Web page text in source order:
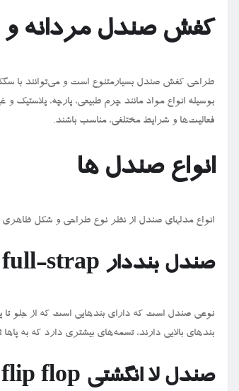
کفش صندل مردانه و
طراحی کفش‌ صندل بسیارمتنوع است و می‌توانند با
بوسیله انواع مواد مانند چرم طبیعی، پارچه،
فعالیت‌ها و شرایط مختلفی، مناسب باشند.
انواع صندل ها
انواع مدلهای صندل از نظر نوع طراحی و شکل
صندل بنددار full-strap
نوعی صندل است که دارای بندهایی است که از جلو
بندهای بالایی دارند، تسمه‌های بیشتری دارد که به
صندل لا انگشتی flip flop